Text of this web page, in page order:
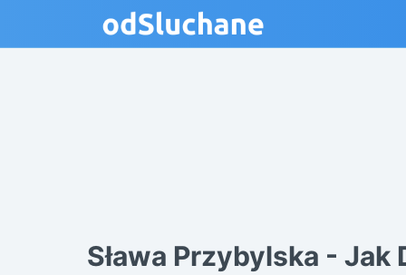
Sława Przybylska -